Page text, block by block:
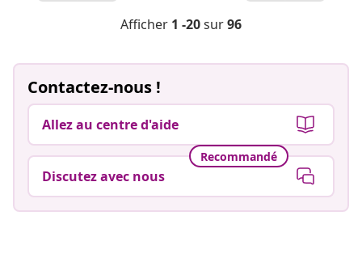
Afficher 1 -20sur96
Contactez-nous !
Allez au centre d'aide
Recommandé
Discutez avec nous